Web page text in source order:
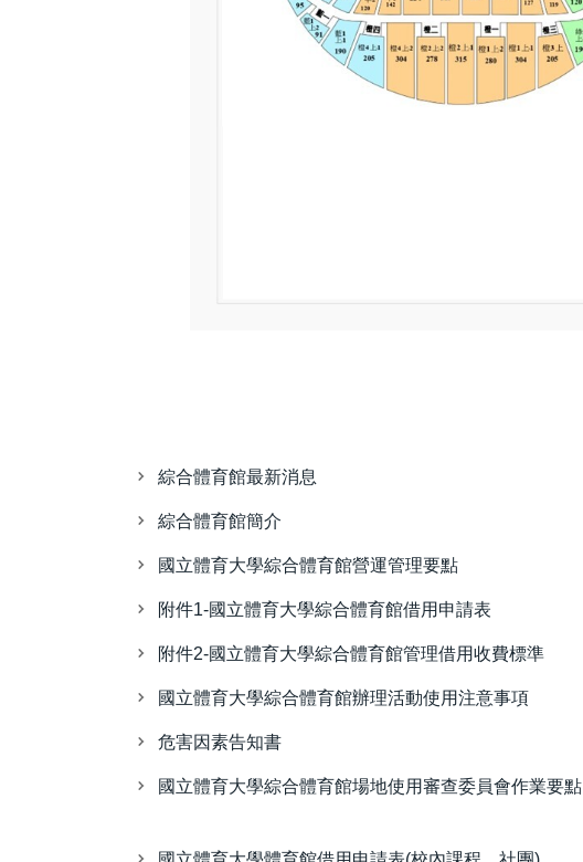
綜合體育館最新消息
綜合體育館簡介
國立體育大學綜合體育館營運管理要點
附件1-國立體育大學綜合體育館借用申請表
附件2-國立體育大學綜合體育館管理借用收費標準
國立體育大學綜合體育館辦理活動使用注意事項
危害因素告知書
國立體育大學綜合體育館場地使用審查委員會作業要點